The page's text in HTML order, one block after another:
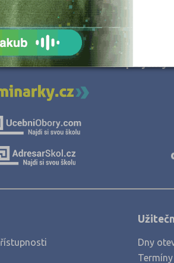
JSME TAM, KDE
Naše projekty
Dny